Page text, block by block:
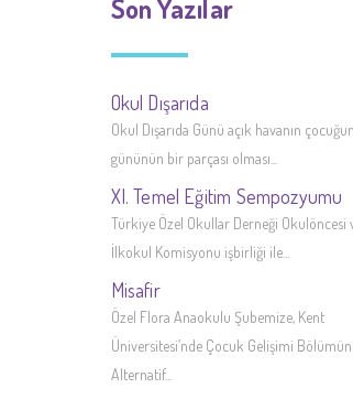
Son Yazılar
Okul Dışarıda
Okul Dışarıda Günü açık havanın çocuğun
gününün bir parçası olması...
XI. Temel Eğitim Sempozyumu
Türkiye Özel Okullar Derneği Okulöncesi
İlkokul Komisyonu işbirliği ile...
Misafir
Özel Flora Anaokulu Şubemize, Kent
Üniversitesi’nde Çocuk Gelişimi
Alternatif...